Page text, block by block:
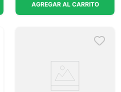
AGREGAR AL CARRITO